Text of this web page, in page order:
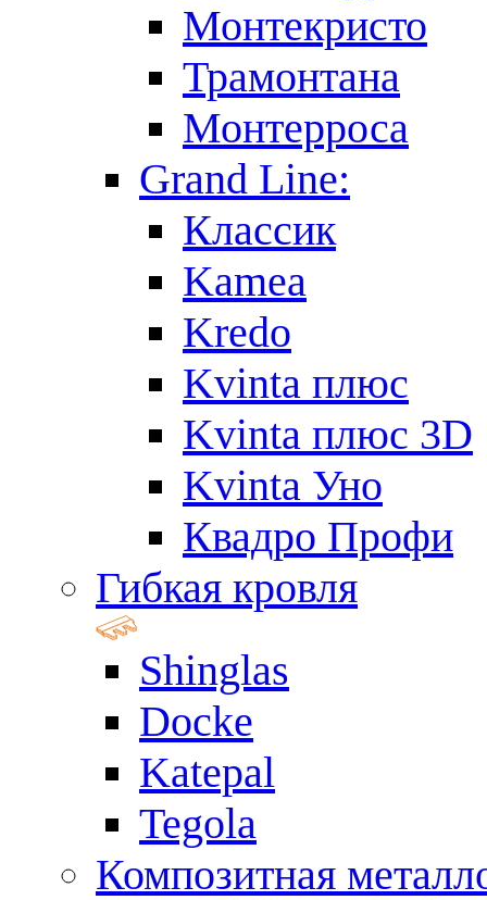
Монтекристо
Трамонтана
Монтерроса
Grand Line:
Классик
Kamea
Kredo
Kvinta плюс
Kvinta плюс 3D
Kvinta Уно
Квадро Профи
Гибкая кровля
Shinglas
Docke
Katepal
Tegola
Композитная